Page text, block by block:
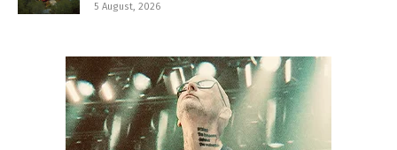
5 August, 2026